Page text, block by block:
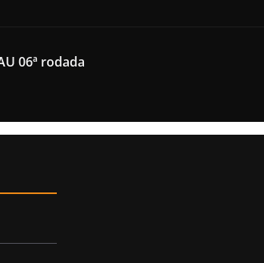
06ª rodada